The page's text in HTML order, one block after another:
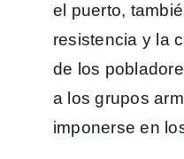
el puerto,
resistencia y la
de los
a los grupos
imponerse en